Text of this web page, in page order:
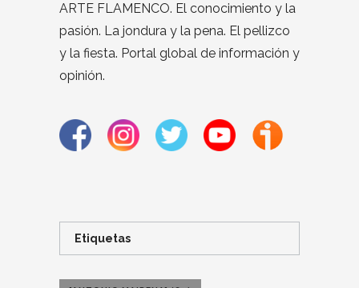
ARTE FLAMENCO. El conocimiento y la
pasión. La jondura y la pena. El pellizco
y la fiesta. Portal global de información y
opinión.
Etiquetas